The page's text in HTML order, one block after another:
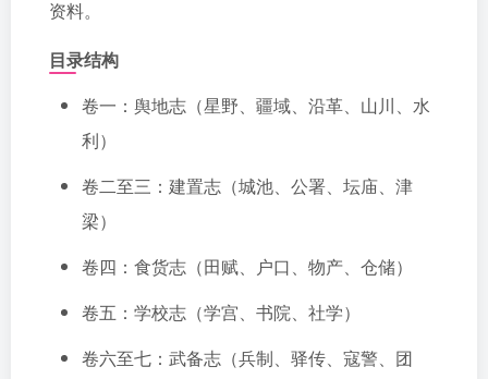
资料。
目录结构
卷一：舆地志（星野、疆域、沿革、山川、水
利）
卷二至三：建置志（城池、公署、坛庙、津
梁）
卷四：食货志（田赋、户口、物产、仓储）
卷五：学校志（学宫、书院、社学）
卷六至七：武备志（兵制、驿传、寇警、团